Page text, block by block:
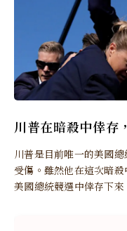
川普在暗殺中倖存
川普是目前唯一的美國
受傷。雖然他在這次暗
美國總統競選中倖存下來